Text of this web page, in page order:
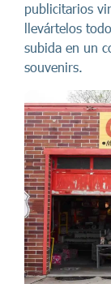
publicitarios
llevártelos
subida en un
souvenirs.